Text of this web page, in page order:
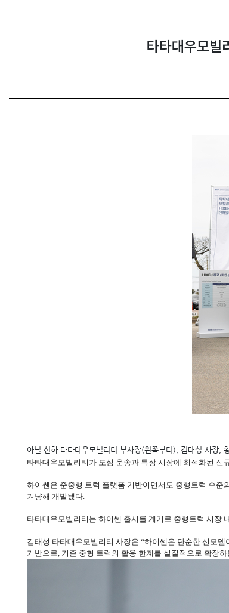
타타대우모빌
아닐 신하 타타대우모빌리티 부사장(왼쪽부터), 김태성 사장,
타타대우모빌리티가 도심 운송과 특장 시장에 최적화된
하이쎈은 준중형 트럭 플랫폼 기반이면서도 중형트럭 수준
겨냥해 개발됐다.
타타대우모빌리티는 하이쎈 출시를 계기로 중형트럭 시장
김태성 타타대우모빌리티 사장은 “하이쎈은 단순한 신모
기반으로, 기존 중형 트럭의 활용 한계를 실질적으로 확장